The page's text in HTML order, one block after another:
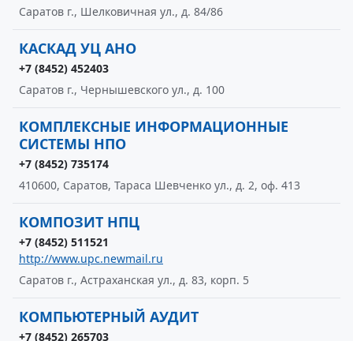
Саратов г., Шелковичная ул., д. 84/86
КАСКАД УЦ АНО
+7 (8452) 452403
Саратов г., Чернышевского ул., д. 100
КОМПЛЕКСНЫЕ ИНФОРМАЦИОННЫЕ
СИСТЕМЫ НПО
+7 (8452) 735174
410600, Саратов, Тараса Шевченко ул., д. 2, оф. 413
КОМПОЗИТ НПЦ
+7 (8452) 511521
http://www.upc.newmail.ru
Саратов г., Астраханская ул., д. 83, корп. 5
КОМПЬЮТЕРНЫЙ АУДИТ
+7 (8452) 265703